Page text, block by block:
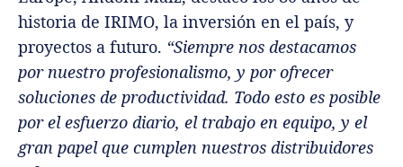
historia de IRIMO, la inversión en el país, y
proyectos a futuro. “Siempre nos destacamos
por nuestro profesionalismo, y por ofrecer
soluciones de productividad. Todo esto es posible
por el esfuerzo diario, el trabajo en equipo, y el
gran papel que cumplen nuestros distribuidores